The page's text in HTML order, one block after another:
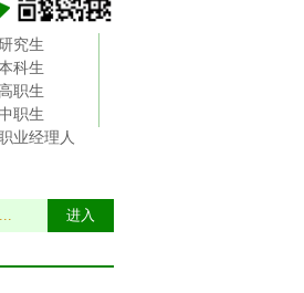
究生
科生
职生
职生
业经理人
进入